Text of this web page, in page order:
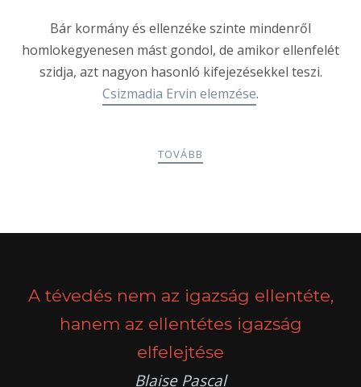
Bár kormány és ellenzéke szinte mindenről
homlokegyenesen mást gondol, de amikor ellenfelét
szidja, azt nagyon hasonló kifejezésekkel teszi.
Csizmadia Ervin elemzése.
TOVÁBB
A tévedés nem az igazság ellentéte,
hanem az ellentétes igazság
elfelejtése
Blaise Pascal